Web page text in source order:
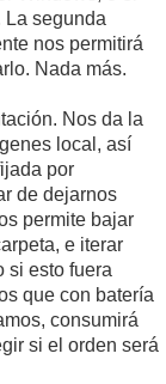
La segunda
nos permitirá
Nada más.
Nos da la
local, así
por
de dejarnos
permite bajar
e iterar
si esto fuera
que con batería
consumirá
si el orden será